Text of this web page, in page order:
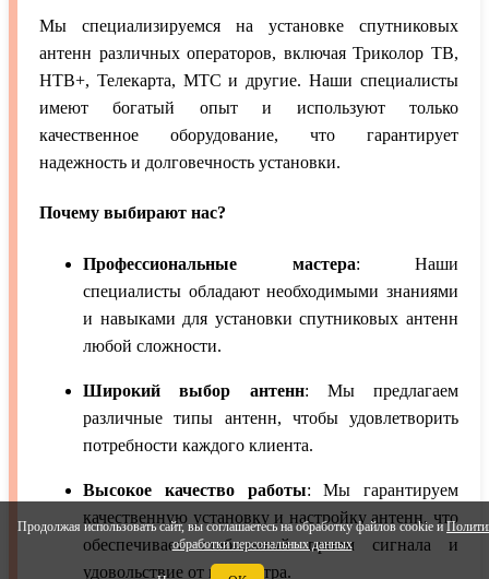
Продолжая использовать сайт, вы соглашаетесь на обработку файлов cookie и
обработки персональных данных
Мы специализируемся на установке спутниковых
антенн различных операторов, включая Триколор ТВ,
НТВ+, Телекарта, МТС и другие. Наши специалисты
имеют богатый опыт и используют только
качественное оборудование, что гарантирует
надежность и долговечность установки.
Почему выбирают нас?
Профессиональные мастера: Наши
специалисты обладают необходимыми знаниями
и навыками для установки спутниковых антенн
любой сложности.
Широкий выбор антенн: Мы предлагаем
различные типы антенн, чтобы удовлетворить
потребности каждого клиента.
Высокое качество работы: Мы гарантируем
качественную установку и настройку антенн, что
обеспечивает стабильный прием сигнала и
удовольствие от просмотра.